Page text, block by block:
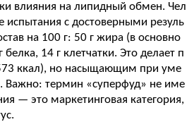
влияния на липидный обмен. Чел
испытания с достоверными резуль
на 100 г: 50 г жира (в основно
14 г клетчатки. Это делает п
ккал), но насыщающим при уме
Важно: термин «суперфуд» не име
— это маркетинговая категория,